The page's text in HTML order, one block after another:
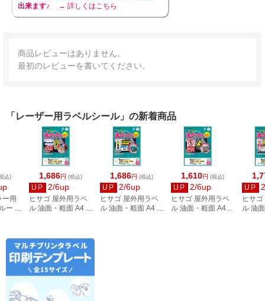
出来ます♪
→ 詳しくはこちら
商品レビューはありません。
最初のレビューを書いてください。
「レーザー用ラベルシール」の新着商品
1,686円 (税込)
UP 2/6up
ヒサゴ 屋外用ラベ
ル 油面・粗面 A4 24
1,686円 (税込)
UP 2/6up
ヒサゴ 屋外用ラベ
ル 油面・粗面 A4 12
1,610円 (税込)
UP 2/6up
ヒサゴ 屋外用ラベ
ル 油面・粗面 A4ノ
UP
ヒサ
ル 油
込)
ー用
ー Y-